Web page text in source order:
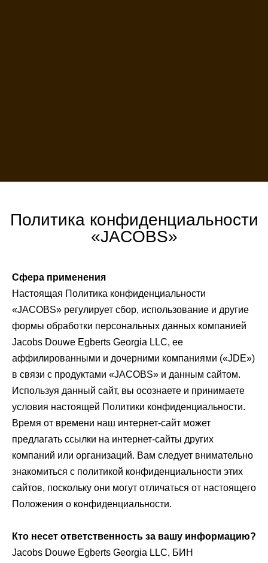
Политика конфиденциальности
«JACOBS»
Сфера применения
Настоящая Политика конфиденциальности
«JACOBS» регулирует сбор, использование и другие
формы обработки персональных данных компанией
Jacobs Douwe Egberts Georgia LLC, ее
аффилированными и дочерними компаниями («JDE»)
в связи с продуктами «JACOBS» и данным сайтом.
Используя данный сайт, вы осознаете и принимаете
условия настоящей Политики конфиденциальности.
Время от времени наш интернет-сайт может
предлагать ссылки на интернет-сайты других
компаний или организаций. Вам следует внимательно
знакомиться с политикой конфиденциальности этих
сайтов, поскольку они могут отличаться от настоящего
Положения о конфиденциальности.
Кто несет ответственность за вашу информацию?
Jacobs Douwe Egberts Georgia LLC, БИН